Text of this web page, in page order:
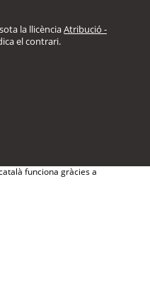
la llicènciaAtribució -
el contrari.
funciona gràcies a